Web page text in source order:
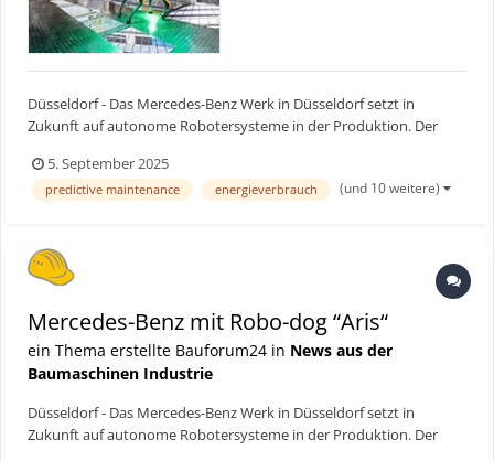
Düsseldorf - Das Mercedes-Benz Werk in Düsseldorf setzt in
Zukunft auf autonome Robotersysteme in der Produktion. Der
genannte Druckluftleckagen und sorgt so dafür, dass diese
frühzeitig behoben werden können. Dadurch kann der
5. September 2025
predictive maintenance energieverbrauch (und 10 weitere)
Mercedes-Benz mit Robo-dog “Aris“
ein Thema erstellte Bauforum24 in News aus der
Baumaschinen Industrie
Düsseldorf - Das Mercedes-Benz Werk in Düsseldorf setzt in
Zukunft auf autonome Robotersysteme in der Produktion. Der